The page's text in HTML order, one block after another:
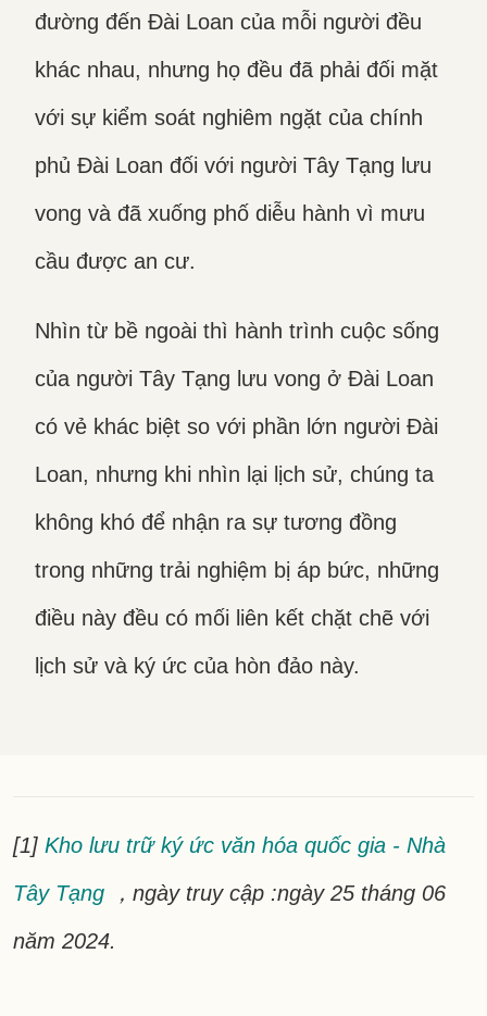
đường đến Đài Loan của mỗi người đều
khác nhau, nhưng họ đều đã phải đối mặt
với sự kiểm soát nghiêm ngặt của chính
phủ Đài Loan đối với người Tây Tạng lưu
vong và đã xuống phố diễu hành vì mưu
cầu được an cư.
Nhìn từ bề ngoài thì hành trình cuộc sống
của người Tây Tạng lưu vong ở Đài Loan
có vẻ khác biệt so với phần lớn người Đài
Loan, nhưng khi nhìn lại lịch sử, chúng ta
không khó để nhận ra sự tương đồng
trong những trải nghiệm bị áp bức, những
điều này đều có mối liên kết chặt chẽ với
lịch sử và ký ức của hòn đảo này.
[1] Kho lưu trữ ký ức văn hóa quốc gia - Nhà
Tây Tạng
，ngày truy cập :ngày 25 tháng 06
năm 2024.